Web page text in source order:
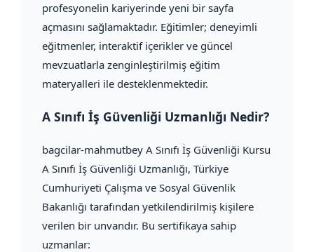
profesyonelin kariyerinde yeni bir sayfa
açmasını sağlamaktadır. Eğitimler; deneyimli
eğitmenler, interaktif içerikler ve güncel
mevzuatlarla zenginleştirilmiş eğitim
materyalleri ile desteklenmektedir.
A Sınıfı İş Güvenliği Uzmanlığı Nedir?
bagcilar-mahmutbey A Sınıfı İş Güvenliği Kursu
A Sınıfı İş Güvenliği Uzmanlığı, Türkiye
Cumhuriyeti Çalışma ve Sosyal Güvenlik
Bakanlığı tarafından yetkilendirilmiş kişilere
verilen bir unvandır. Bu sertifikaya sahip
uzmanlar: